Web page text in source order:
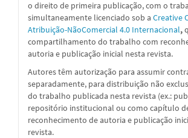
o direito de primeira publicação, com o
simultaneamente licenciado sob a Creative
Atribuição-NãoComercial 4.0 Internacional,
compartilhamento do trabalho com
autoria e publicação inicial nesta revista.
Autores têm autorização para assumir
separadamente, para distribuição não
do trabalho publicada nesta revista (ex.:
repositório institucional ou como capítulo
reconhecimento de autoria e publicação
revista.